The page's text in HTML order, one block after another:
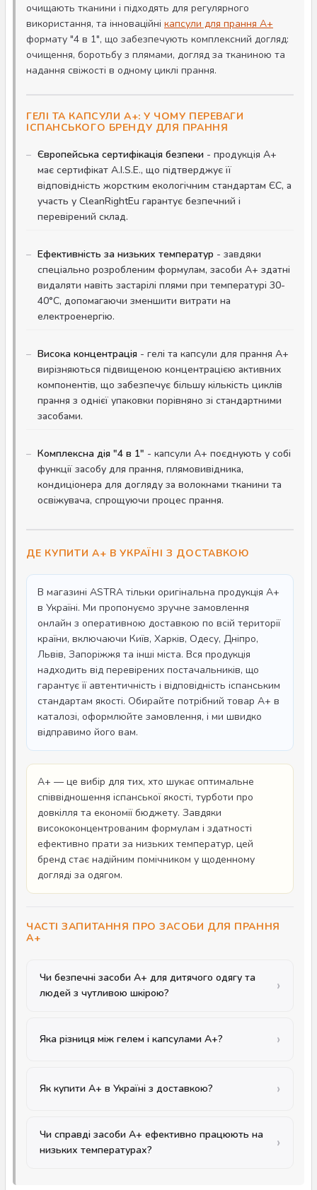
очищають тканини і підходять для регулярного
використання, та інноваційні капсули для прання A+
формату "4 в 1", що забезпечують комплексний догляд:
очищення, боротьбу з плямами, догляд за тканиною та
надання свіжості в одному циклі прання.
ГЕЛІ ТА КАПСУЛИ A+: У ЧОМУ ПЕРЕВАГИ
ІСПАНСЬКОГО БРЕНДУ ДЛЯ ПРАННЯ
Європейська сертифікація безпеки - продукція A+
має сертифікат A.I.S.E., що підтверджує її
відповідність жорстким екологічним стандартам ЄС, а
участь у CleanRightEu гарантує безпечний і
перевірений склад.
Ефективність за низьких температур - завдяки
спеціально розробленим формулам, засоби A+ здатні
видаляти навіть застарілі плями при температурі 30-
40°C, допомагаючи зменшити витрати на
електроенергію.
Висока концентрація - гелі та капсули для прання A+
вирізняються підвищеною концентрацією активних
компонентів, що забезпечує більшу кількість циклів
прання з однієї упаковки порівняно зі стандартними
засобами.
Комплексна дія "4 в 1" - капсули A+ поєднують у собі
функції засобу для прання, плямовивідника,
кондиціонера для догляду за волокнами тканини та
освіжувача, спрощуючи процес прання.
ДЕ КУПИТИ A+ В УКРАЇНІ З ДОСТАВКОЮ
В магазині ASTRA тільки оригінальна продукція A+
в Україні. Ми пропонуємо зручне замовлення
онлайн з оперативною доставкою по всій території
країни, включаючи Київ, Харків, Одесу, Дніпро,
Львів, Запоріжжя та інші міста. Вся продукція
надходить від перевірених постачальників, що
гарантує її автентичність і відповідність іспанським
стандартам якості. Обирайте потрібний товар A+ в
каталозі, оформлюйте замовлення, і ми швидко
відправимо його вам.
A+ — це вибір для тих, хто шукає оптимальне
співвідношення іспанської якості, турботи про
довкілля та економії бюджету. Завдяки
висококонцентрованим формулам і здатності
ефективно прати за низьких температур, цей
бренд стає надійним помічником у щоденному
догляді за одягом.
ЧАСТІ ЗАПИТАННЯ ПРО ЗАСОБИ ДЛЯ ПРАННЯ
A+
Чи безпечні засоби A+ для дитячого одягу та
людей з чутливою шкірою?
Яка різниця між гелем і капсулами A+?
Як купити A+ в Україні з доставкою?
Чи справді засоби A+ ефективно працюють на
низьких температурах?